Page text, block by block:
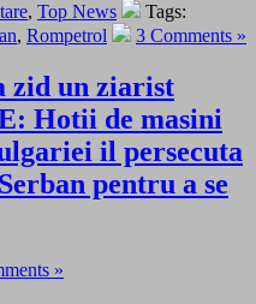
, Top News
Tags:
, Rompetrol 3 Comments »
zid un ziarist
Hotii de masini
il persecuta
pentru a se
»